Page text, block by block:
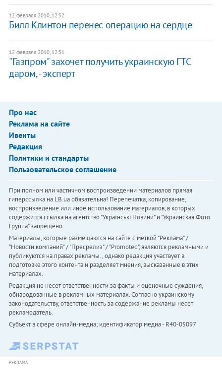
12 февраля 2010, 12:52
Билл Клинтон перенес операцию на сердце
12 февраля 2010, 12:51
"Газпром" захочет получить украинскую ГТС
даром, - эксперт
Про нас
Реклама на сайте
Ивенты
Редакция
Политики и стандарты
Пользовательское соглашение
При полном или частичном воспроизведении материалов прямая
гиперссылка на LB.ua обязательна! Перепечатка, копирование,
воспроизведение или иное использование материалов, в которых
содержится ссылка на агентство "Українськi Новини" и "Украинская Фото
Группа" запрещено.
Материалы, которые размещаются на сайте с меткой "Реклама" /
"Новости компаний" / "Пресрелиз" / "Promoted", являются рекламными и
публикуются на правах рекламы. , однако редакция участвует в
подготовке этого контента и разделяет мнения, высказанные в этих
материалах.
Редакция не несет ответственности за факты и оценочные суждения,
обнародованные в рекламных материалах. Согласно украинскому
законодательству, ответственность за содержание рекламы несет
рекламодатель.
Субъект в сфере онлайн-медиа; идентификатор медиа - R40-05097
РЕКЛАМА